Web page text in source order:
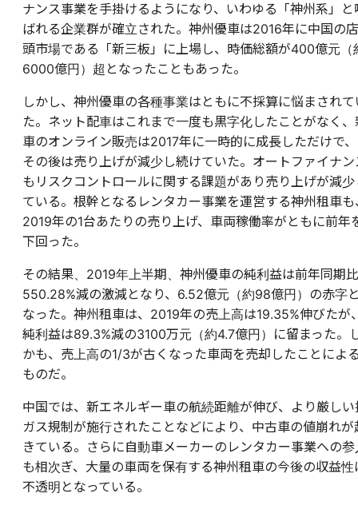
ナンス事業を手掛けるようになり、いわゆる「神州系」と
ばれる企業群が確立された。神州優車は2016年に中国の店
頭市場である「新三板」に上場し、時価総額が400億元（
6000億円）超となったこともあった。
しかし、神州優車の各種事業はともに不採算に悩まされて
た。ネット配車はこれまで一度も黒字化したことがなく、
車のオンライン販売は2017年に一時的に成長しただけで、
その後は売り上げが減少し続けていた。オートファイナン
もリスクコントロールに関する課題があり売り上げが減少
ている。根幹となるレンタカー事業を運営する神州租車も
2019年の1台あたりの売り上げ、車両稼働率がともに前年
下回った。
その結果、2019年上半期、神州優車の純利益は前年同期比
550.28%減の激減となり、6.52億元（約98億円）の赤字
なった。神州租車は、2019年の売上高は19.35%伸びたが
純利益は89.3%減の3100万元（約4.7億円）に留まった。
かも、売上高の1/3が古くなった車両を売却したことによ
ものだ。
中国では、新エネルギー車の航続距離が伸び、より厳しい
ガス規制が施行されたことなどにより、中古車の値崩れが
きている。さらに自動車メーカーのレンタカー事業への参
も相次ぎ、大量の車両を保有する神州租車の今後の収益性
不透明となっている。